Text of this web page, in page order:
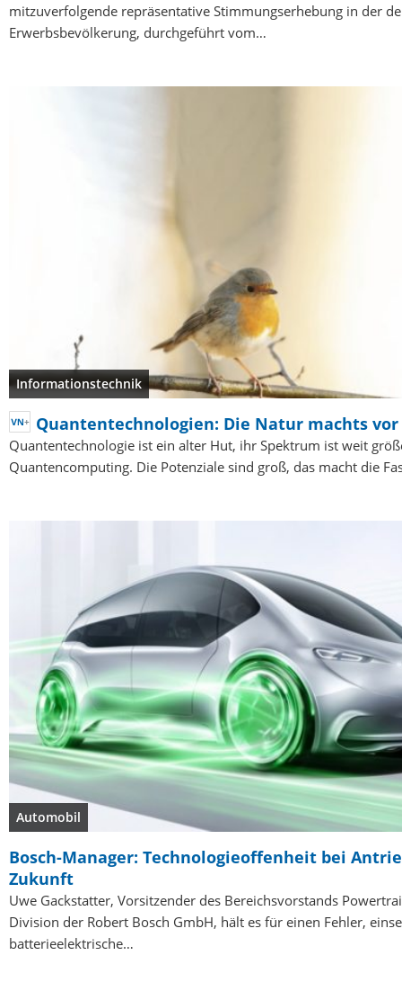
mitzuverfolgende repräsentative Stimmungserhebung in der
Erwerbsbevölkerung, durchgeführt vom…
Informationstechnik
Quantentechnologien: Die Natur machts vor
Quantentechnologie ist ein alter Hut, ihr Spektrum ist weit
Quantencomputing. Die Potenziale sind groß, das macht die
Automobil
Bosch-Manager: Technologieoffenheit bei
Zukunft
Uwe Gackstatter, Vorsitzender des Bereichsvorstands
Division der Robert Bosch GmbH, hält es für einen Fehler,
batterieelektrische…